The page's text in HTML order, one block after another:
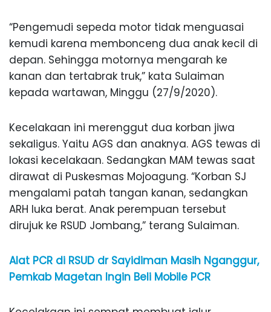
“Pengemudi sepeda motor tidak menguasai
kemudi karena membonceng dua anak kecil di
depan. Sehingga motornya mengarah ke
kanan dan tertabrak truk,” kata Sulaiman
kepada wartawan, Minggu (27/9/2020).
Kecelakaan ini merenggut dua korban jiwa
sekaligus. Yaitu AGS dan anaknya. AGS tewas di
lokasi kecelakaan. Sedangkan MAM tewas saat
dirawat di Puskesmas Mojoagung. “Korban SJ
mengalami patah tangan kanan, sedangkan
ARH luka berat. Anak perempuan tersebut
dirujuk ke RSUD Jombang,” terang Sulaiman.
Alat PCR di RSUD dr Sayidiman Masih Nganggur,
Pemkab Magetan Ingin Beli Mobile PCR